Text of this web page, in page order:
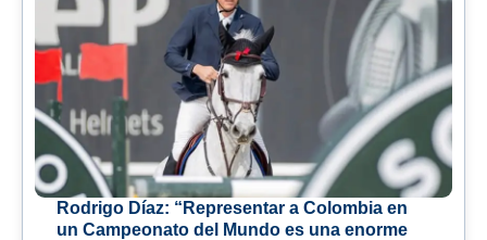
Rodrigo Díaz: “Representar a Colombia en
un Campeonato del Mundo es una enorme